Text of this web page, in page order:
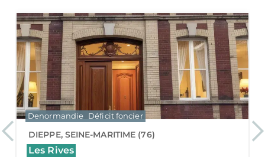
PreviousROUEN, SEINE-MARITIME (76)
Open Air
Neuf LMP/LMNP Résidences étudiantes